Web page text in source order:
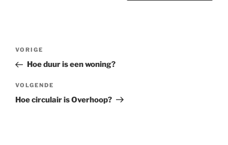
Vorig
bericht
VORIGE
Hoe duur is een woning?
Volgend
bericht
VOLGENDE
Hoe circulair is Overhoop?